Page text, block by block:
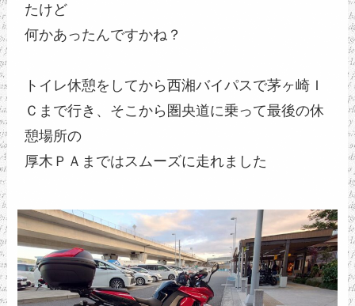
たけど
何かあったんですかね？
トイレ休憩をしてから西湘バイパスで茅ヶ崎Ｉ
Ｃまで行き、そこから圏央道に乗って最後の休
憩場所の
厚木ＰＡまではスムーズに走れました